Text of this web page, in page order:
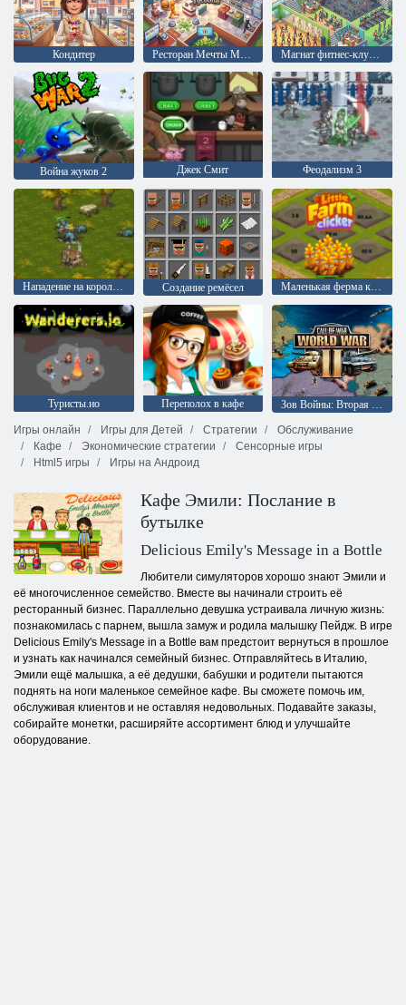
Кондитер Ресторан Мечты Магнат Магнат фитнес-клубов
Война жуков 2 Джек Смит Феодализм 3
Нападение на королевство Создание ремёсел Маленькая ферма кликер
Туристы.ио Переполох в кафе
Зов Войны: Вторая мировая война
Игры онлайн
Игры для Детей Стратегии
Обслуживание
Кафе
Экономические стратегии
Сенсорные игры
Html5 игры
Игры на Андроид
Кафе Эмили: Послание в
бутылке
Delicious Emily's Message in a Bottle
Любители симуляторов хорошо знают Эмили и
её многочисленное семейство. Вместе вы начинали строить её
ресторанный бизнес. Параллельно девушка устраивала личную жизнь:
познакомилась с парнем, вышла замуж и родила малышку Пейдж. В игре
Delicious Emily's Message in a Bottle вам предстоит вернуться в прошлое
и узнать как начинался семейный бизнес. Отправляйтесь в Италию,
Эмили ещё малышка, а её дедушки, бабушки и родители пытаются
поднять на ноги маленькое семейное кафе. Вы сможете помочь им,
обслуживая клиентов и не оставляя недовольных. Подавайте заказы,
собирайте монетки, расширяйте ассортимент блюд и улучшайте
оборудование.